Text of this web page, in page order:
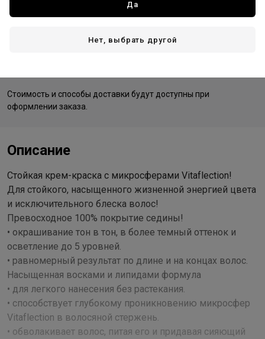
Германия - страна производства
Стоимость и способы доставки будут доступны при
оформлении заказа.
Описание
Стойкая крем-краска с микросферами Vitaflection!
Для стойкого, насыщенного жизненной энергией цвета
и исключительного блеска волос!
Превосходное 100% покрытие седины!
• окрашивание тон в тон, в более темный оттенок и
осветление до 5 уровней.
• равномерный результат по длине и на концах волос.
Насыщенная восками и липидами формула
• для легкого нанесения без растекания.
• способствует глубокому проникновению микросфер
Vitaflection в волосяной стержень.
• обволакивает волос, питая его и придавая сияющий
Да
Нет, выбрать другой